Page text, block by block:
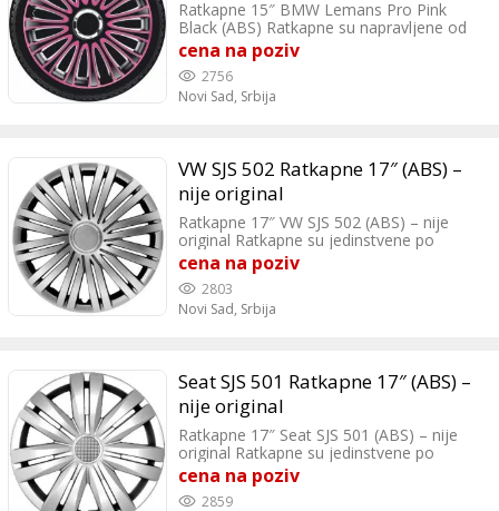
Ratkapne 15″ BMW Lemans Pro Pink
Black (ABS) Ratkapne su napravljene od
izuzetno kvalitetne, izdržljive i dugotrajne
plastike, otporne na sve vrste fizičkih
ostećenja i vremenskih uticaja.
cena na poziv
2756
Novi Sad, Srbija
VW SJS 502 Ratkapne 17″ (ABS) –
nije original
Ratkapne 17″ VW SJS 502 (ABS) – nije
original Ratkapne su jedinstvene po
izgledu i kvalitetu.
cena na poziv
2803
Novi Sad, Srbija
Seat SJS 501 Ratkapne 17″ (ABS) –
nije original
Ratkapne 17″ Seat SJS 501 (ABS) – nije
original Ratkapne su jedinstvene po
izgledu i kvalitetu. Ratkapne se veoma
lako montiraju.
cena na poziv
2859